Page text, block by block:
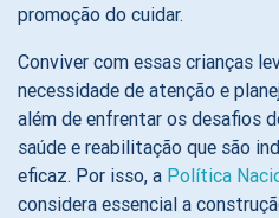
promoção do cuidar.
Conviver com essas crianças
necessidade de atenção e
além de enfrentar os desafios
saúde e reabilitação que são
eficaz. Por isso, a Política
considera essencial a